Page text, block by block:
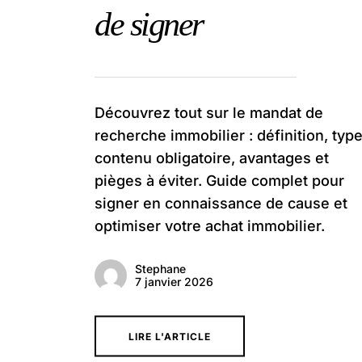
de signer
Découvrez tout sur le mandat de
recherche immobilier : définition,
contenu obligatoire, avantages et
pièges à éviter. Guide complet pour
signer en connaissance de cause et
optimiser votre achat immobilier.
Stephane
7 janvier 2026
LIRE L'ARTICLE